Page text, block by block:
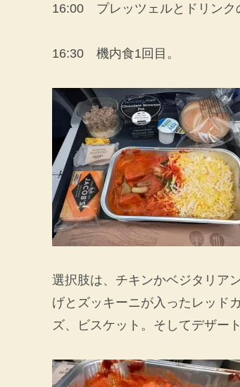
16:00 プレッツェルとドリンク
16:30 機内食1回目。
選択肢は、チキンかベジタリア
げとズッキーニが入ったレッド
ズ、ビスケット。そしてデザー